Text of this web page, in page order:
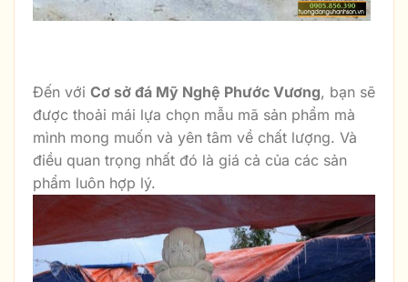
Đến với Cơ sở đá Mỹ Nghệ Phước Vương, bạn sẽ
được thoải mái lựa chọn mẫu mã sản phẩm mà
mình mong muốn và yên tâm về chất lượng. Và
điều quan trọng nhất đó là giá cả của các sản
phẩm luôn hợp lý.